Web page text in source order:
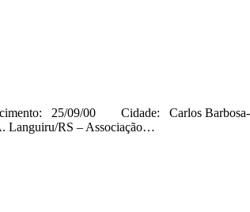
25/09/00 Cidade: Carlos
Languiru/RS – Associação…